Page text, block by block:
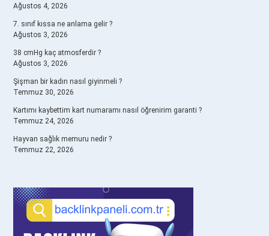
Ağustos 4, 2026
7. sınıf kıssa ne anlama gelir ?
Ağustos 3, 2026
38 cmHg kaç atmosferdir ?
Ağustos 3, 2026
Şişman bir kadın nasıl giyinmeli ?
Temmuz 30, 2026
Kartımı kaybettim kart numaramı nasıl öğrenirim garanti ?
Temmuz 24, 2026
Hayvan sağlık memuru nedir ?
Temmuz 22, 2026